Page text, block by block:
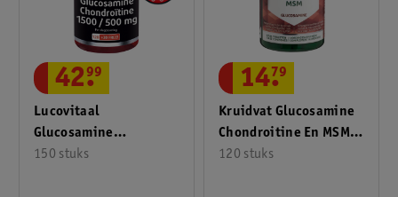
Lucovitaal
Glucosamine
Chondroitine
150 stuks
42.
99
Kruidvat Glucosamine
Chondroitine En MSM
Tabletten
120 stuks
14.
79